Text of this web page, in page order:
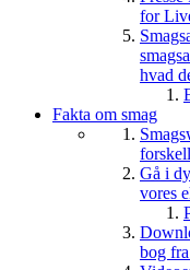
for
hvad
Fakta om smag
Gå i
vores
bog